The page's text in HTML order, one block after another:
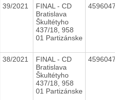
39/2021
FINAL - CD
Bratislava
Škultétyho
437/18, 958
01 Partizánske
38/2021
FINAL - CD
Bratislava
Škultétyho
437/18, 958
01 Partizánske